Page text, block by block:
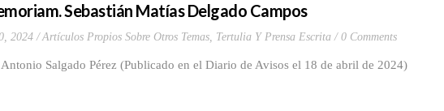
Sebastián Matías Delgado Campos
2024 Artículos Propios Sobre Otros Temas, Tertulia Y Prensa Escrita 0 Comments
Antonio Salgado Pérez (Publicado en el Diario de Avisos el 18 de abril de 2024)